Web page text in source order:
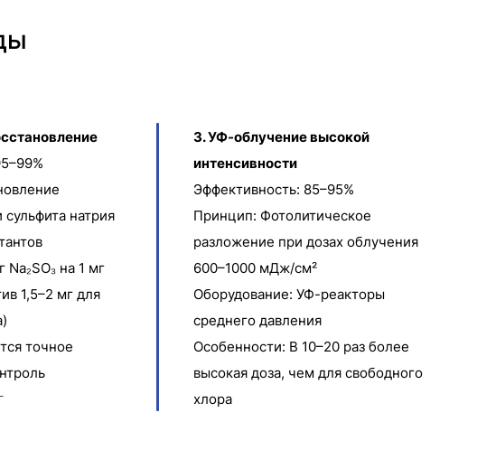
натрия
на 1 мг
1,5–2 мг для
точное
3. УФ-облучение высокой
интенсивности
Эффективность: 85–95%
Принцип: Фотолитическое
разложение при дозах облучения
600–1000 мДж/см²
Оборудование: УФ-реакторы
среднего давления
Особенности: В 10–20 раз более
высокая доза, чем для свободного
хлора